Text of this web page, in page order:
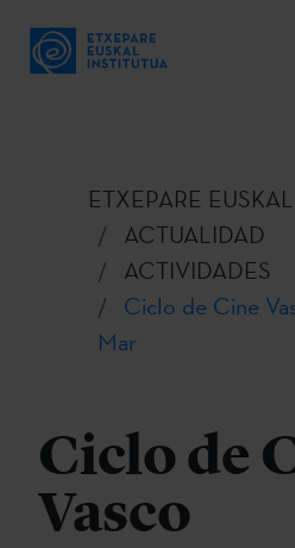
ETXEPARE
ACTUALIDAD
ACTIVIDADES
Ciclo de Cine
Mar
Ciclo de
Vasco